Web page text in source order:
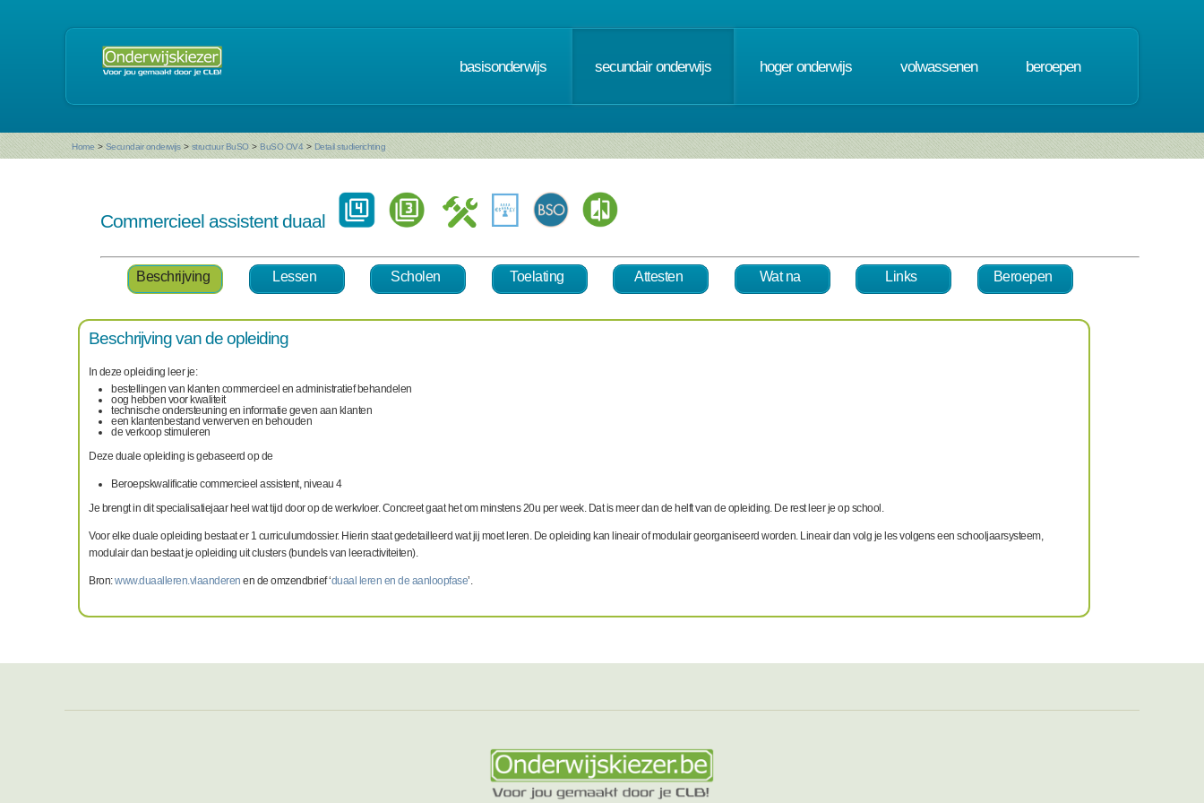
basisonderwijs secundair onderwijs hoger onderwijs volwassenen beroepen
Home > Secundair onderwijs > structuur BuSO > BuSO OV4 > Detail studierichting
Commercieel assistent duaal
Beschrijving Lessen Scholen Toelating Attesten Wat na Links Beroepen
Beschrijving van de opleiding
In deze opleiding leer je:
bestellingen van klanten commercieel en administratief behandelen
oog hebben voor kwaliteit
technische ondersteuning en informatie geven aan klanten
een klantenbestand verwerven en behouden
de verkoop stimuleren
Deze duale opleiding is gebaseerd op de
Beroepskwalificatie commercieel assistent, niveau 4
Je brengt in dit specialisatiejaar heel wat tijd door op de werkvloer. Concreet gaat het om minstens 20u per week. Dat is meer dan de helft van de opleiding. De rest leer je op school.
Voor elke duale opleiding bestaat er 1 curriculumdossier. Hierin staat gedetailleerd wat jij moet leren. De opleiding kan lineair of modulair georganiseerd worden. Lineair dan volg je les volgens een schooljaarsysteem,
modulair dan bestaat je opleiding uit clusters (bundels van leeractiviteiten).
Bron:www.duaalleren.vlaanderen en de omzendbrief ‘duaal leren en de aanloopfase’.